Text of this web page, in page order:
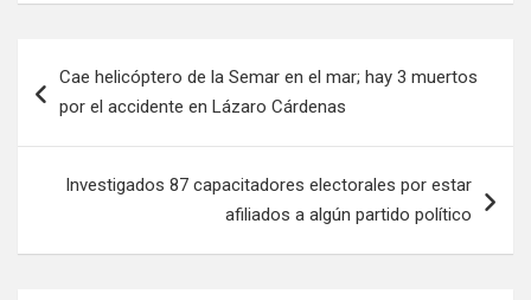
de
Cae helicóptero de la Semar en el mar; hay 3 muertos
por el accidente en Lázaro Cárdenas
Investigados 87 capacitadores electorales por estar
afiliados a algún partido político